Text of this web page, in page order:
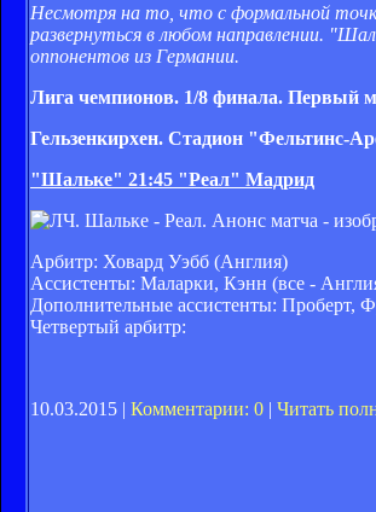
Несмотря на то, что с формальной
развернуться в любом направлении.
оппонентов из Германии.
Лига чемпионов. 1/8 финала. Первый
Гельзенкирхен. Стадион "Фельтинс-
"Шальке" 21:45 "Реал" Мадрид
Арбитр: Ховард Уэбб (Англия)
Ассистенты: Маларки, Кэнн (все -
Дополнительные ассистенты: Проберт,
Четвертый арбитр:
10.03.2015 | Комментарии: 0 | Читать